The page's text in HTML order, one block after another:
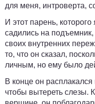
для меня, интроверта,
И этот парень, которого
садились на
своих внутренних
то, что он сказал,
личным, но ему было
В конце он
чтобы вытереть слезы.